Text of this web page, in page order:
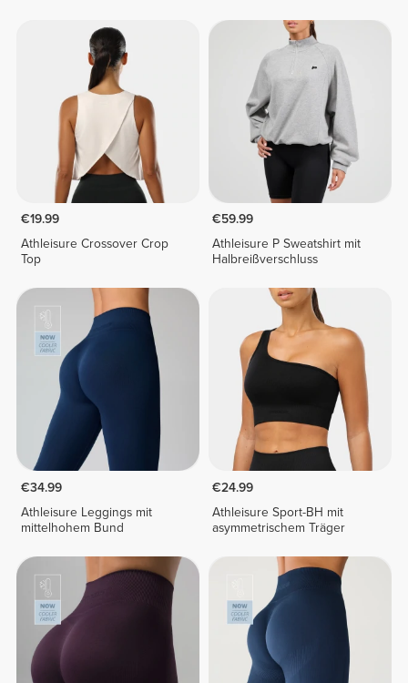
€19.99
Athleisure Crossover Crop
Top
€59.99
Athleisure P Sweatshirt mit
Halbreißverschluss
€34.99
Athleisure Leggings mit
mittelhohem Bund
€24.99
Athleisure Sport-BH mit
asymmetrischem Träger